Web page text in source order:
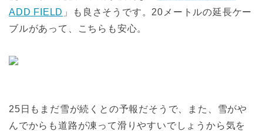
ADD FIELD 」も良さそうです。20メートルの延長ケー
ブルがあって、こちらも安心。
25日もまだ雪が続くとの予報だそうで、また、雪がや
んでからも道路が凍って滑りやすいでしょうから気を